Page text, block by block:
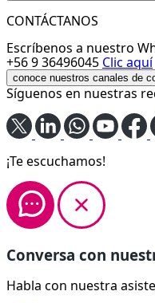
CONTÁCTANOS
Escríbenos a nuestro
+56 9 36496045 Clic aquí
conoce nuestros canales de
Síguenos en nuestras
¡Te escuchamos!
Conversa con
Habla con nuestra